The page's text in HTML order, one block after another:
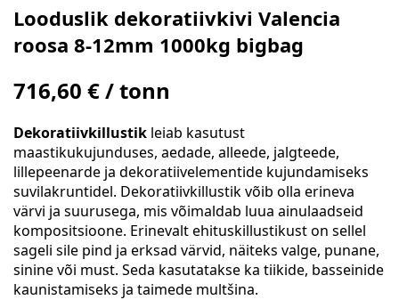
Looduslik dekoratiivkivi Valencia
roosa 8-12mm 1000kg bigbag
716,60 € / tonn
Dekoratiivkillustik leiab kasutust
maastikukujunduses, aedade, alleede, jalgteede,
lillepeenarde ja dekoratiivelementide kujundamiseks
suvilakruntidel. Dekoratiivkillustik võib olla erineva
värvi ja suurusega, mis võimaldab luua ainulaadseid
kompositsioone. Erinevalt ehituskillustikust on sellel
sageli sile pind ja erksad värvid, näiteks valge, punane,
sinine või must. Seda kasutatakse ka tiikide, basseinide
kaunistamiseks ja taimede multšina.